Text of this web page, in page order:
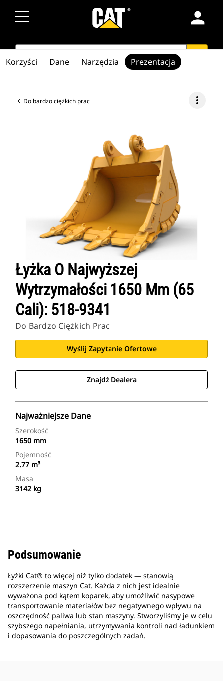
person
SEARCH
Do bardzo ciężkich prac more_vert
Łyżka O Najwyższej
Wytrzymałości 1650 Mm (65
Cali): 518-9341
Do Bardzo Ciężkich Prac
Wyślij Zapytanie Ofertowe
Znajdź Dealera
Najważniejsze Dane
Szerokość
1650 mm
Pojemność
2.77 m³
Masa
3142 kg
Korzyści Dane Narzędzia Prezentacja
Podsumowanie
Łyżki Cat® to więcej niż tylko dodatek — stanowią
rozszerzenie maszyn Cat. Każda z nich jest idealnie
wyważona pod kątem koparek, aby umożliwić nasypowe
transportowanie materiałów bez negatywnego wpływu na
oszczędność paliwa lub stan maszyny. Stworzyliśmy je w celu
szybszego napełniania, utrzymywania kontroli nad ładunkiem
i dopasowania do poszczególnych zadań.